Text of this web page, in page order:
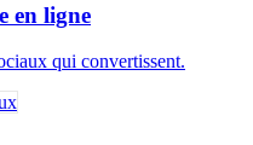
en ligne
qui convertissent.